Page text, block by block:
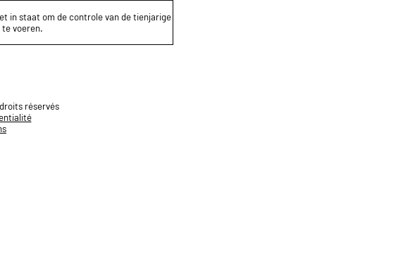
in staat om de controle van de tienjarige
voeren.
réservés